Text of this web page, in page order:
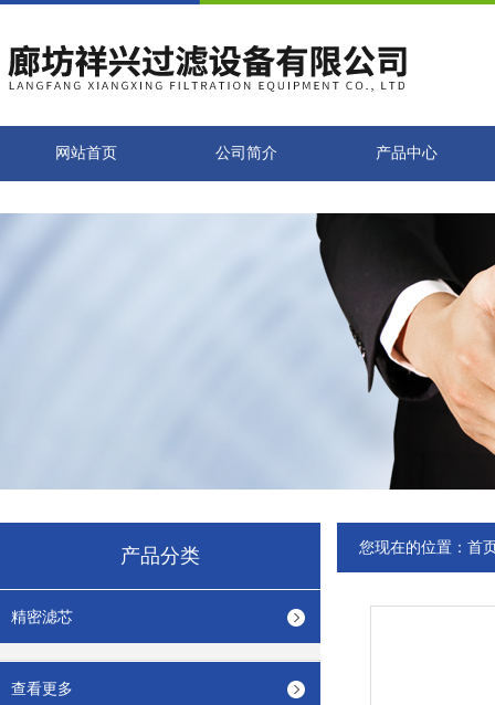
网站首页 公司简介 产品中心
产品分类
精密滤芯
查看更多
您现在的位置： 首